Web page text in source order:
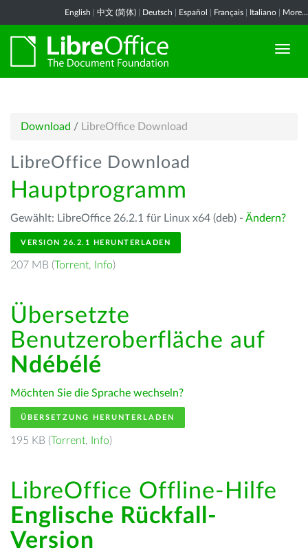
English 中文 (简体) Deutsch Español Français Italiano More...
Download / LibreOffice Download
LibreOffice Download
Hauptprogramm
Gewählt: LibreOffice 26.2.1 für Linux x64 (deb) - Ändern?
VERSION 26.2.1 HERUNTERLADEN
207 MB (Torrent, Info)
Übersetzte
Benutzeroberfläche auf
Ndébélé
Möchten Sie die Sprache wechseln?
ÜBERSETZUNG HERUNTERLADEN
195 KB (Torrent, Info)
LibreOffice Offline-Hilfe
Englische Rückfall-
Version